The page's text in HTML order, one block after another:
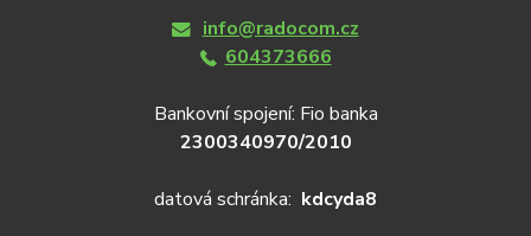
info@radocom.cz
604373666
Bankovní spojení: Fio banka
2300340970/2010
datová schránka: kdcyda8